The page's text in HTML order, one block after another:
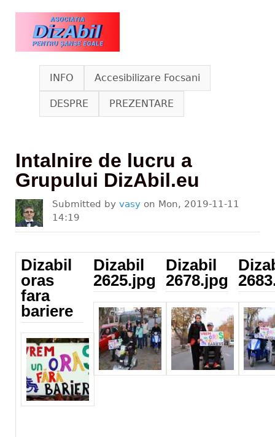
Skip to main content
www.dizabil.eu
INFO Accesibilizare Focsani
DESPRE PREZENTARE
Intalnire de lucru a
Grupului DizAbil.eu
Submitted by vasy on Mon, 2019-11-11
14:19
Dizabil
oras
fara
bariere
Dizabil_sl.jpg
Dizabil
2625.jpg
Dizabil_2625.jpg
Dizabil
2678.jpg
Dizabil_2678.jpg